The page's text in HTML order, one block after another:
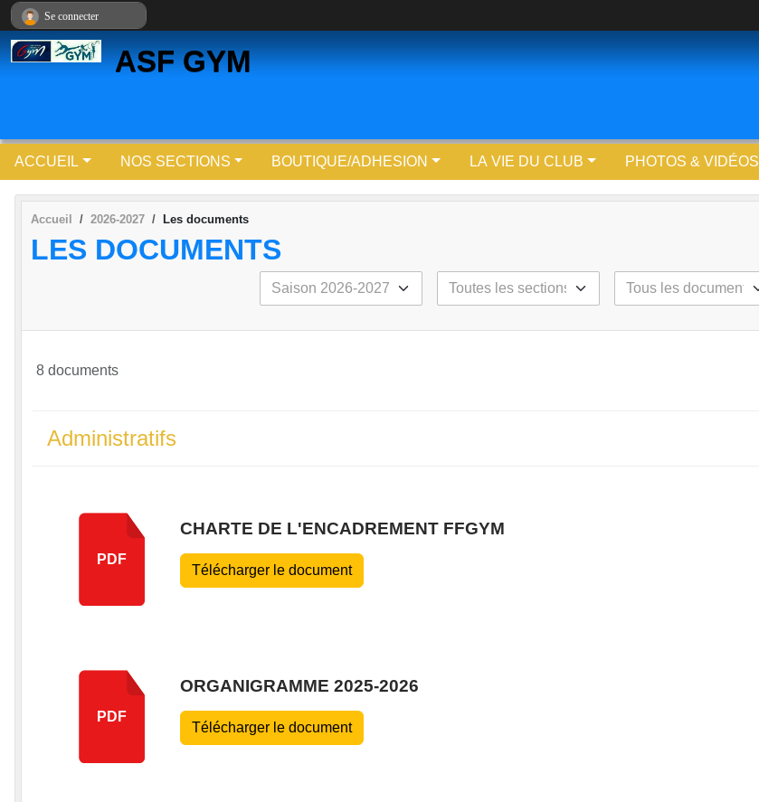
ASF GYM
ACCUEIL NOS SECTIONS BOUTIQUE/ADHESION LA VIE DU CLUB PHOTOS & VIDÉOS
Accueil 2026-2027 Les documents
LES DOCUMENTS
8 documents
Administratifs
PDF
CHARTE DE L'ENCADREMENT FFGYM
Télécharger le document
PDF
ORGANIGRAMME 2025-2026
Télécharger le document
Se connecter
Panneau de gestion des cookies